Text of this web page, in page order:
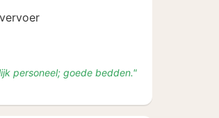
personeel; goede bedden."